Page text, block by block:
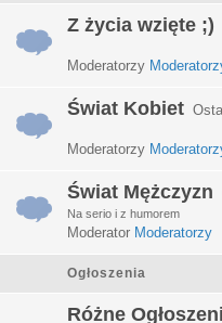
Z życia wzięte ;)
Moderatorzy
Świat Kobiet
Moderatorzy
Świat Mężczyzn
Na serio i z humorem
Moderator Moderatorzy
Ogłoszenia
Różne